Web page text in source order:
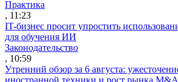
Практика
, 11:23
IT-бизнес просит упростить
для обучения ИИ
Законодательство
, 10:59
Утренний обзор за 6 августа:
иностранной техники и рост рынка M&A